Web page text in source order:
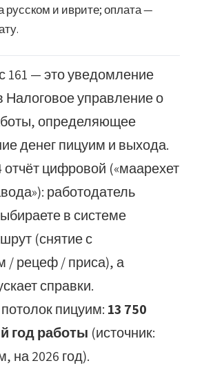
русском и иврите; оплата —
161 — это уведомление
Налоговое управление о
определяющее
денег пицуим и выхода.
отчёт цифровой («маарехет
работодатель
в системе
(снятие с
/ рецеф / приса), а
справки.
пицуим: 13 750
год работы (источник:
на 2026 год).